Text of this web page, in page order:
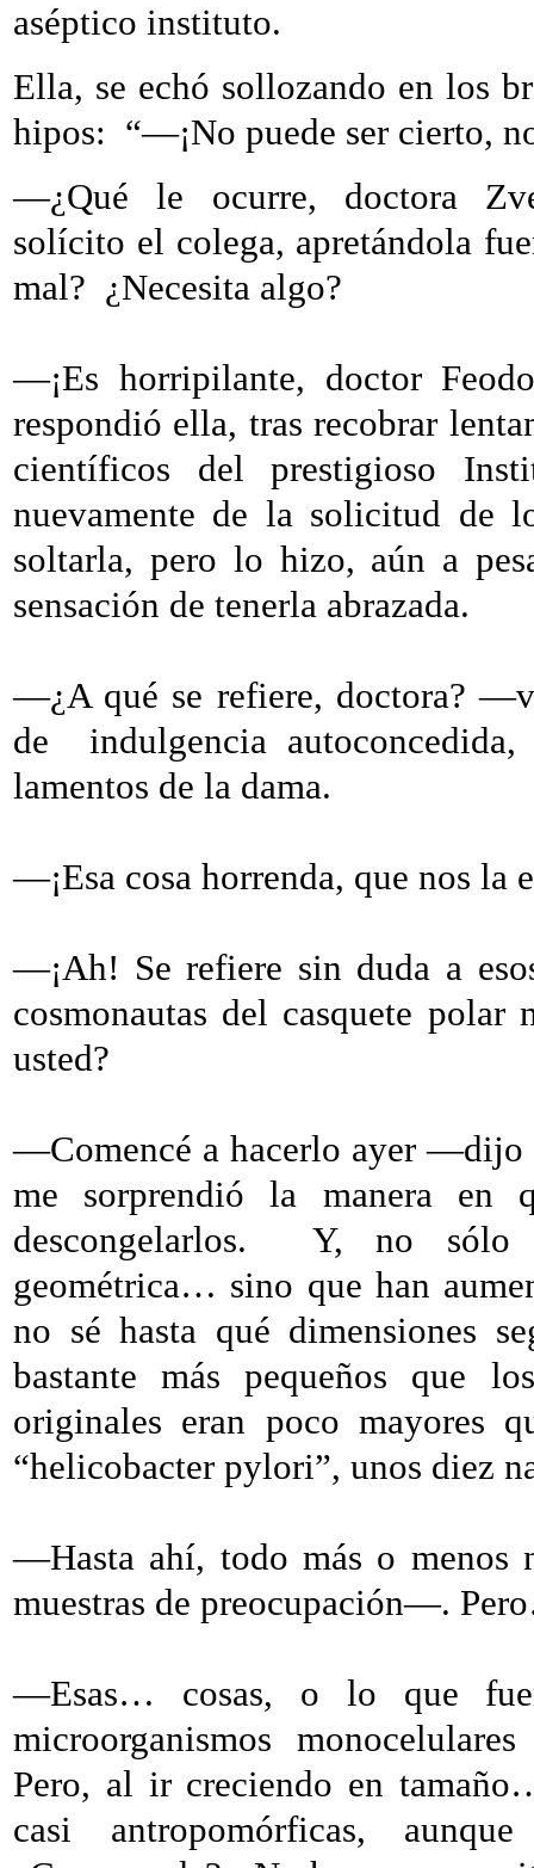
aséptico instituto.
Ella, se echó sollozando en los
hipos: “—¡No puede ser cierto,
—¿Qué le ocurre, doctora
solícito el colega, apretándola
mal? ¿Necesita algo?
—¡Es horripilante, doctor
respondió ella, tras recobrar
científicos del prestigioso
nuevamente de la solicitud de
soltarla, pero lo hizo, aún a
sensación de tenerla abrazada.
—¿A qué se refiere, doctora?
de
indulgencia
lamentos de la dama.
—¡Esa cosa horrenda, que nos
—¡Ah! Se refiere sin duda a
cosmonautas del casquete polar
usted?
—Comencé a hacerlo ayer —dijo
me sorprendió la manera en
descongelarlos.
Y, no sólo
geométrica… sino que han
no sé hasta qué dimensiones
bastante más pequeños que
originales eran poco mayores
“helicobacter pylori”, unos diez
—Hasta ahí, todo más o
muestras de preocupación—.
—Esas… cosas, o lo que
microorganismos
Pero, al ir creciendo en
casi antropomórficas,